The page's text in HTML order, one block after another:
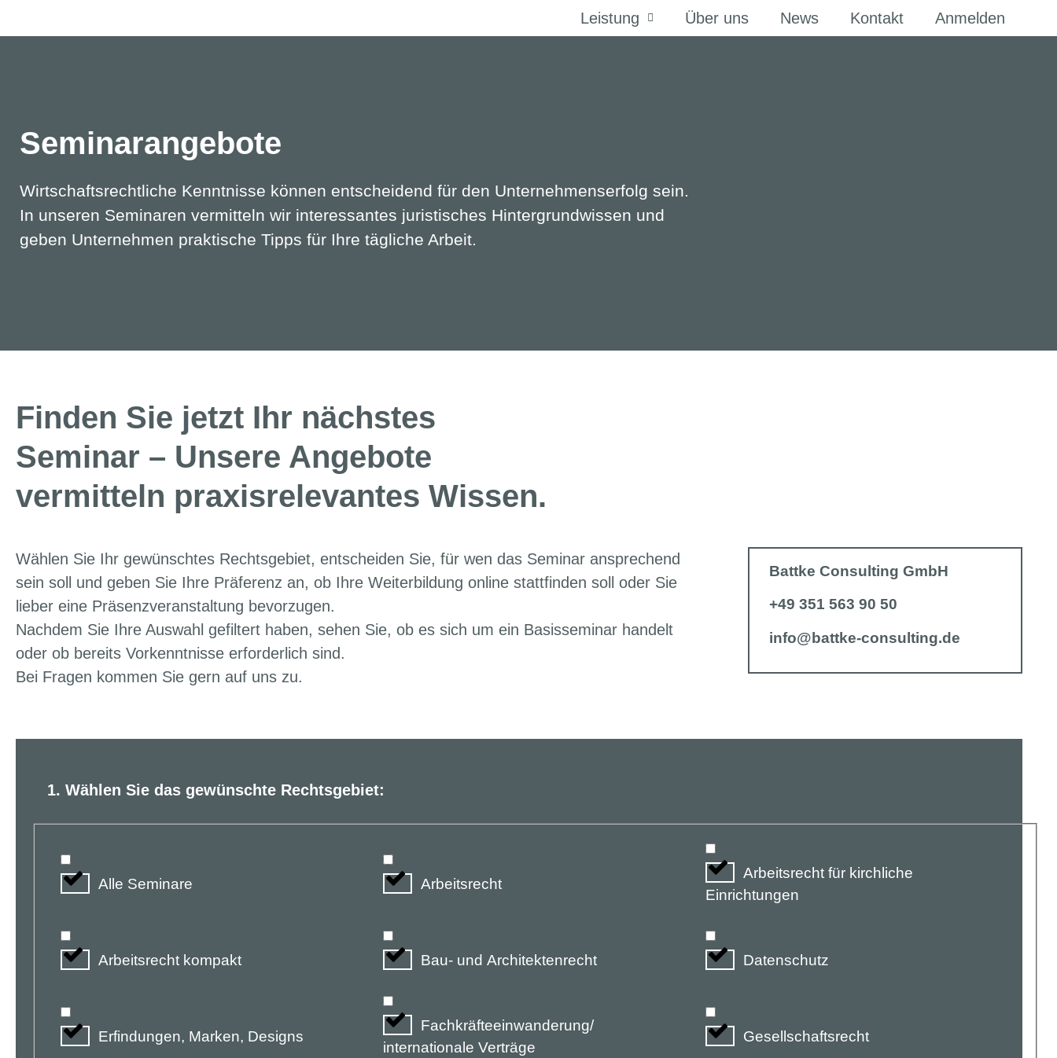
Leistung Über uns News Kontakt Anmelden
Seminarangebote
Wirtschaftsrechtliche Kenntnisse können entscheidend für den Unternehmenserfolg sein.
In unseren Seminaren vermitteln wir interessantes juristisches Hintergrundwissen und
geben Unternehmen praktische Tipps für Ihre tägliche Arbeit.
Finden Sie jetzt Ihr nächstes
Seminar – Unsere Angebote
vermitteln praxisrelevantes Wissen.
Wählen Sie Ihr gewünschtes Rechtsgebiet, entscheiden Sie, für wen das Seminar ansprechend
sein soll und geben Sie Ihre Präferenz an, ob Ihre Weiterbildung online stattfinden soll oder Sie
lieber eine Präsenzveranstaltung bevorzugen.
Nachdem Sie Ihre Auswahl gefiltert haben, sehen Sie, ob es sich um ein Basisseminar handelt
oder ob bereits Vorkenntnisse erforderlich sind.
Bei Fragen kommen Sie gern auf uns zu.
Battke Consulting GmbH
+49 351 563 90 50
info@battke-consulting.de
1. Wählen Sie das gewünschte Rechtsgebiet:
Alle Seminare Arbeitsrecht
Arbeitsrecht für kirchliche
Einrichtungen
Arbeitsrecht kompakt Bau- und Architektenrecht Datenschutz
Erfindungen, Marken, Designs
Fachkräfteeinwanderung/
internationale Verträge
Gesellschaftsrecht